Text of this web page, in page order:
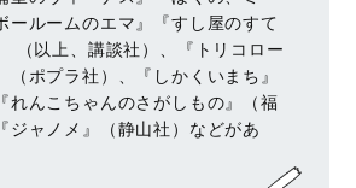
ールームのエマ』『すし屋のすて
（以上、講談社）、『トリコロー
（ポプラ社）、『しかくいまち』
れんこちゃんのさがしもの』（福
ジャノメ』（静山社）などがあ